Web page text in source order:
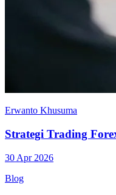
Erwanto Khusuma
Strategi Trading
30 Apr 2026
Blog